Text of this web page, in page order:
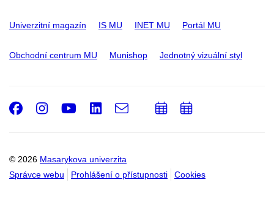
Univerzitní magazín IS MU INET MU Portál MU
Obchodní centrum MU Munishop Jednotný vizuální styl
© 2026 Masarykova univerzita
Správce webu
Prohlášení o přístupnosti Cookies
Facebook
Instagram
Youtube
LinkedIn
e-
PřidatPřidat